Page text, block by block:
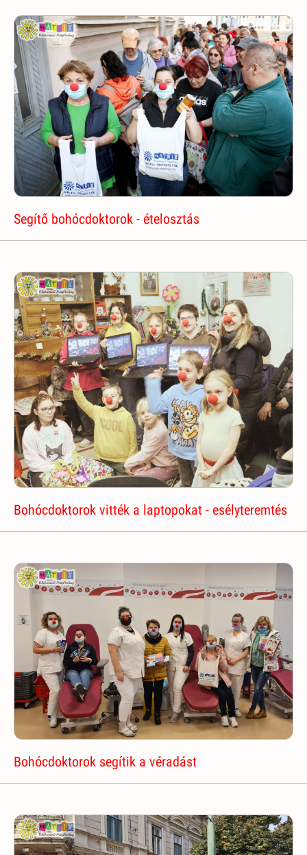
Segítő bohócdoktorok - ételosztás
Bohócdoktorok vitték a laptopokat - esélyteremtés
Bohócdoktorok segítik a véradást